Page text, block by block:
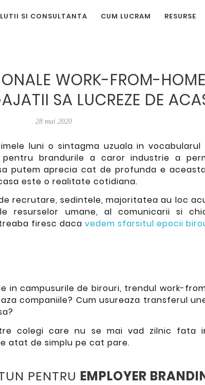
SI CONSULTANTA CUM LUCRAM RESURSE
WORK-FROM-
SA LUCREZE DE
28 mai 2020
luni o sintagma uzuala in vocabularul
brandurile a caror industrie a
putem aprecia cat de profunda e
este o realitate cotidiana.
recrutare, sedintele, majoritatea au loc
resurselor umane, al comunicarii si
firesc daca vedem sfarsitul epocii
in campusurile de birouri, trendul work-
companiile? Cum usureaza transferul
colegi care nu se mai vad zilnic fata
atat de simplu pe cat pare.
PENTRU EMPLOYER